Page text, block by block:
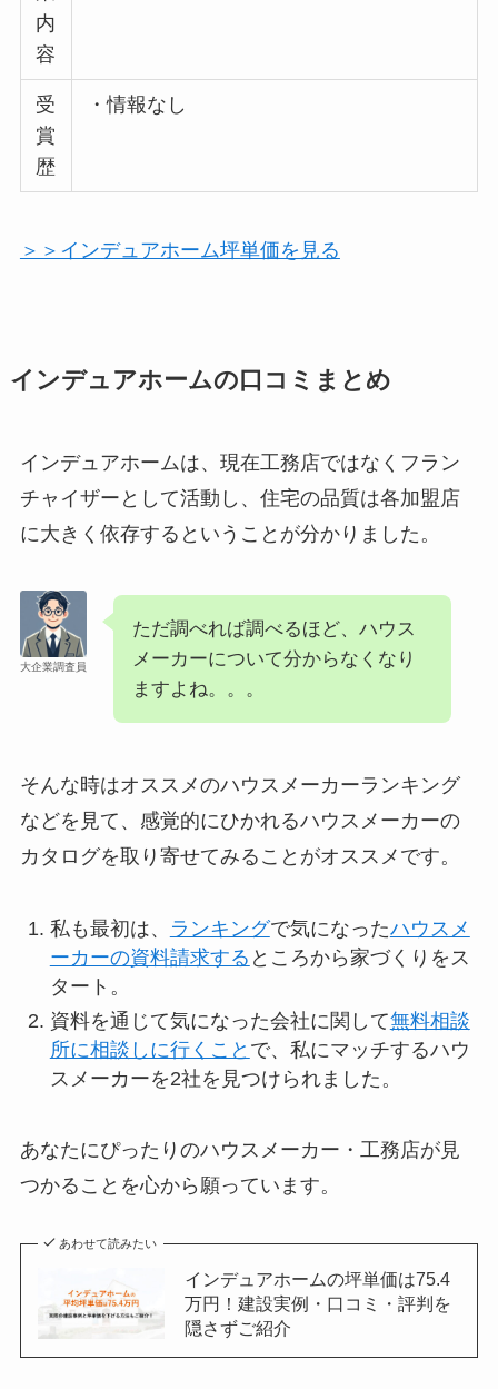
内
容
受
賞
歴
・情報なし
＞＞インデュアホーム坪単価を見る
インデュアホームの口コミまとめ
インデュアホームは、現在工務店ではなくフラン
チャイザーとして活動し、住宅の品質は各加盟店
に大きく依存するということが分かりました。
大企業調査員
ただ調べれば調べるほど、ハウス
メーカーについて分からなくなり
ますよね。。。
そんな時はオススメのハウスメーカーランキング
などを見て、感覚的にひかれるハウスメーカーの
カタログを取り寄せてみることがオススメです。
私も最初は、 ランキングで気になったハウスメ
ーカーの資料請求する ところから家づくりをス
タート。
資料を通じて気になった会社に関して無料相談
所に相談しに行くこと で、私にマッチするハウ
スメーカーを2社を見つけられました。
あなたにぴったりのハウスメーカー・工務店が見
つかることを心から願っています。
あわせて読みたい
インデュアホームの坪単価は75.4
万円！建設実例・口コミ・評判を
隠さずご紹介